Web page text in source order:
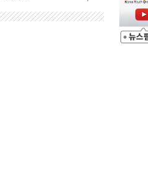
송영길 7.47%
제 손본다
리 내야"